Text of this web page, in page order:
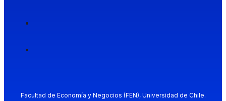
Facultad de Economía y Negocios (FEN), Universidad de Chile.